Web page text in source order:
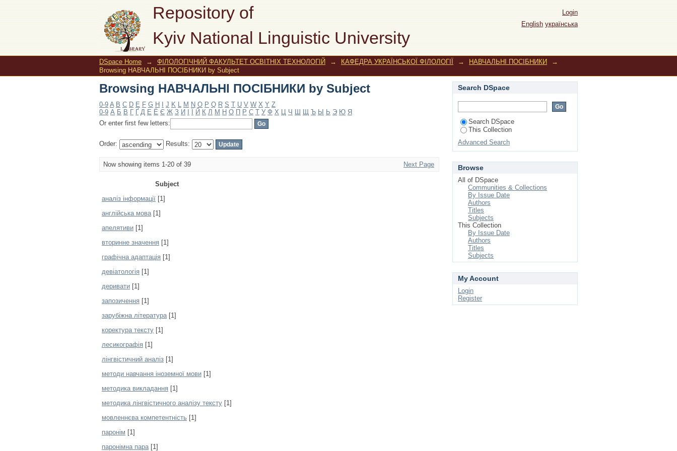
Repository of
Kyiv National Linguistic University
Browsing НАВЧАЛЬНІ ПОСІБНИКИ by Subject
Login
English українська
DSpace Home → ФІЛОЛОГІЧНИЙ ФАКУЛЬТЕТ ОСВІТНІХ ТЕХНОЛОГІЙ → КАФЕДРА УКРАЇНСЬКОЇ ФІЛОЛОГІЇ → НАВЧАЛЬНІ ПОСІБНИКИ
→
Browsing НАВЧАЛЬНІ ПОСІБНИКИ by Subject
Browsing НАВЧАЛЬНІ ПОСІБНИКИ by Subject
0-9 A B C D E F G H J K L M N O P Q R S T U V W X Y Z
0-9 А Б В Г Ґ Д Е Ё Є Ж З И Й К Л М Н О П Р С Т У Ф Х Ц Ч Ш Щ Ъ Ы Ь Э Ю Я
Or enter first few letters:
Order: Results:
Now showing items 1-20 of 39 Next Page
Subject
аналіз інформації [1]
англійська мова[1]
апелятиви [1]
вторинне значення [1]
графічна адаптація [1]
девіатологія [1]
деривати [1]
запозичення [1]
зарубіжна література[1]
коректура тексту [1]
лесикографія [1]
лінгвістичний аналіз [1]
методи навчання іноземної мови [1]
методика викладання [1]
методика лінгвістичного аналізу тексту [1]
мовленнєва компетентність [1]
паронім [1]
паронімна пара[1]
Search DSpace
Search DSpace
This Collection
Advanced Search
Browse
All of DSpace
Communities & Collections
By Issue Date
Authors
Titles
Subjects
This Collection
By Issue Date
Authors
Titles
Subjects
My Account
Login
Register